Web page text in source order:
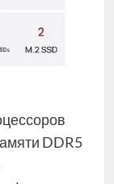
DDR5